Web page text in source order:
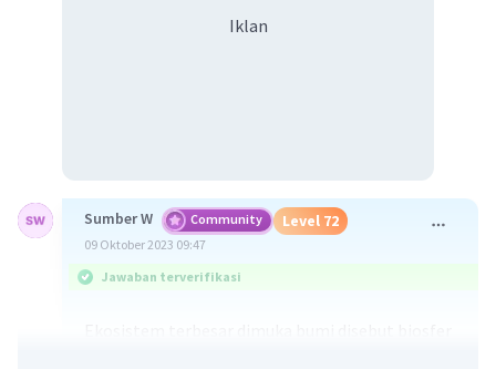
Iklan
Sumber W Community Level 72
09 Oktober 2023 09:47
Jawaban terverifikasi